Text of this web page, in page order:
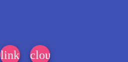
link cloud